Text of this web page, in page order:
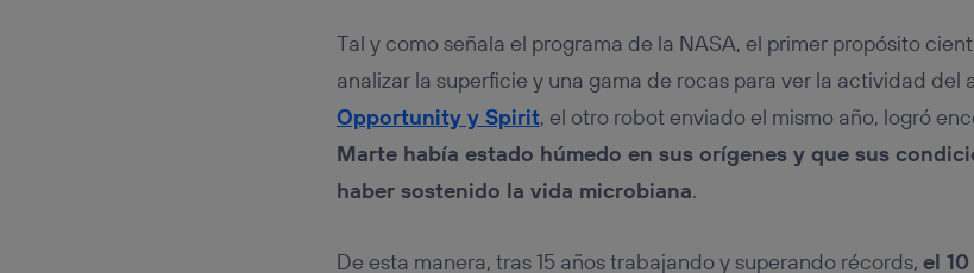
Tal y como señala el programa de la NASA, el primer propósito
analizar la superficie y una gama de rocas para ver la actividad
Opportunity y Spirit, el otro robot enviado el mismo año, logró
Marte había estado húmedo en sus orígenes y que sus
haber sostenido la vida microbiana.
De esta manera, tras 15 años trabajando y superando récords, el